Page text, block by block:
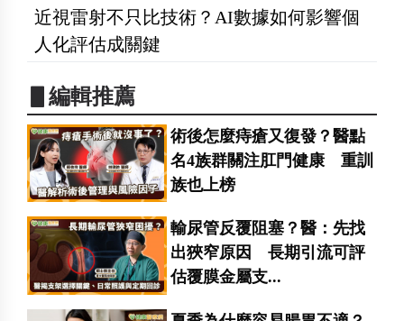
近視雷射不只比技術？AI數據如何影響個
人化評估成關鍵
▋編輯推薦
術後怎麼痔瘡又復發？醫點
名4族群關注肛門健康 重訓
族也上榜
輸尿管反覆阻塞？醫：先找
出狹窄原因 長期引流可評
估覆膜金屬支...